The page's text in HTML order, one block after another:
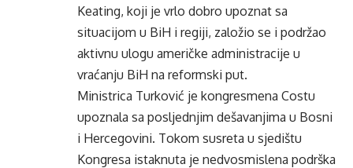
Keating, koji je vrlo dobro upoznat sa
situacijom u BiH i regiji, založio se i podržao
aktivnu ulogu američke administracije u
vraćanju BiH na reformski put.
Ministrica Turković je kongresmena Costu
upoznala sa posljednjim dešavanjima u Bosni
i Hercegovini. Tokom susreta u sjedištu
Kongresa istaknuta je nedvosmislena podrška